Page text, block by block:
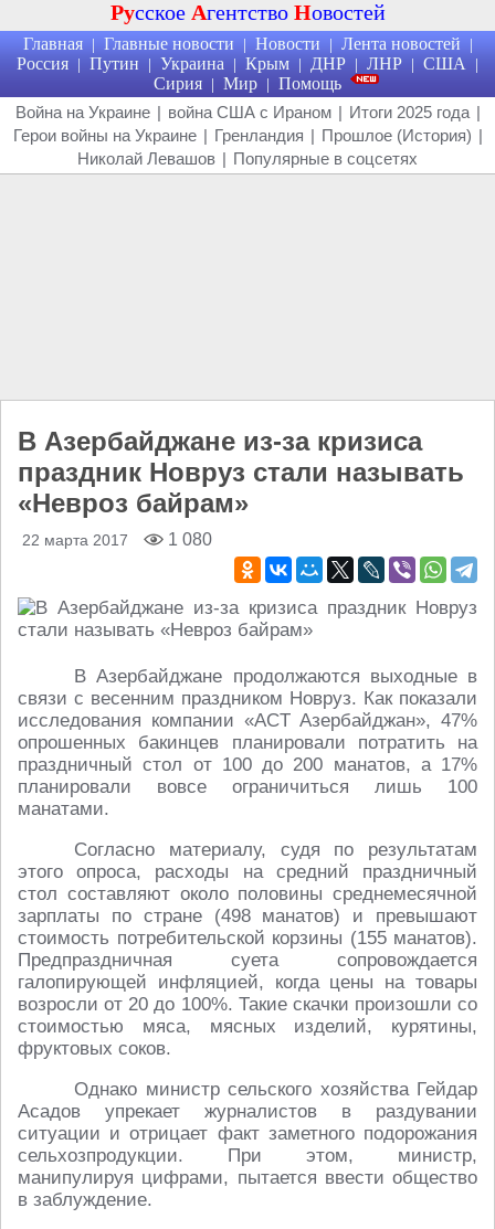
Русское Агентство Новостей
Главная | Главные новости | Новости | Лента новостей |
Россия | Путин | Украина | Крым | ДНР | ЛНР | США |
Сирия | Мир | Помощь
Война на Украине | война США с Ираном | Итоги 2025 года |
Герои войны на Украине | Гренландия | Прошлое (История) |
Николай Левашов | Популярные в соцсетях
В Азербайджане из-за кризиса
праздник Новруз стали называть
«Невроз байрам»
22 марта 2017 1 080
В Азербайджане продолжаются выходные в
связи с весенним праздником Новруз. Как показали
исследования компании «ACT Азербайджан», 47%
опрошенных бакинцев планировали потратить на
праздничный стол от 100 до 200 манатов, а 17%
планировали вовсе ограничиться лишь 100
манатами.
Согласно материалу, судя по результатам
этого опроса, расходы на средний праздничный
стол составляют около половины среднемесячной
зарплаты по стране (498 манатов) и превышают
стоимость потребительской корзины (155 манатов).
Предпраздничная суета сопровождается
галопирующей инфляцией, когда цены на товары
возросли от 20 до 100%. Такие скачки произошли со
стоимостью мяса, мясных изделий, курятины,
фруктовых соков.
Однако министр сельского хозяйства Гейдар
Асадов упрекает журналистов в раздувании
ситуации и отрицает факт заметного подорожания
сельхозпродукции. При этом, министр,
манипулируя цифрами, пытается ввести общество
в заблуждение.